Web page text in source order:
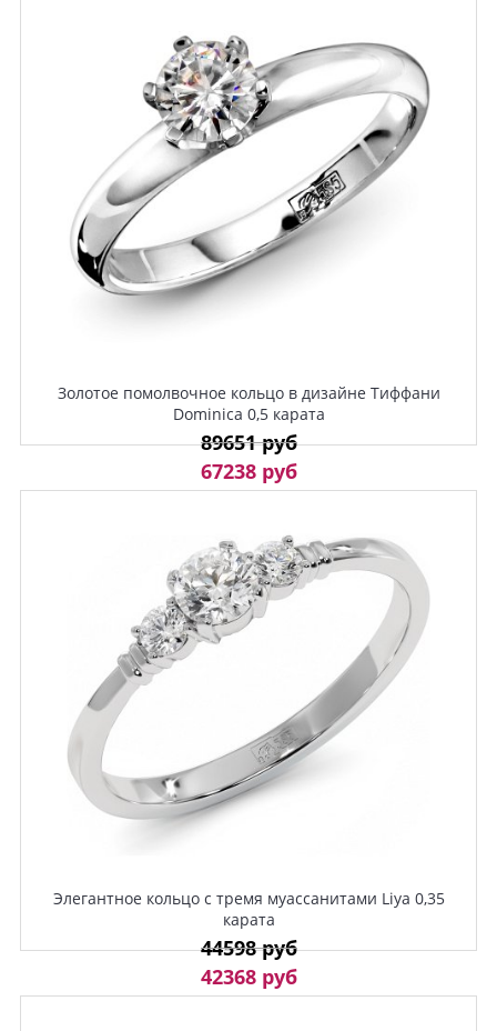
Золотое помолвочное кольцо в дизайне Тиффани
Dominica 0,5 карата
89651 руб
67238 руб
Элегантное кольцо с тремя муассанитами Liya 0,35
карата
44598 руб
42368 руб